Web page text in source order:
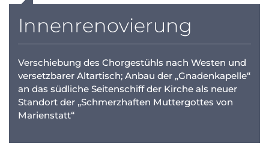
Innenrenovierung
Verschiebung des Chorgestühls nach Westen und
versetzbarer Altartisch; Anbau der „Gnadenkapelle“
an das südliche Seitenschiff der Kirche als neuer
Standort der „Schmerzhaften Muttergottes von
Marienstatt“